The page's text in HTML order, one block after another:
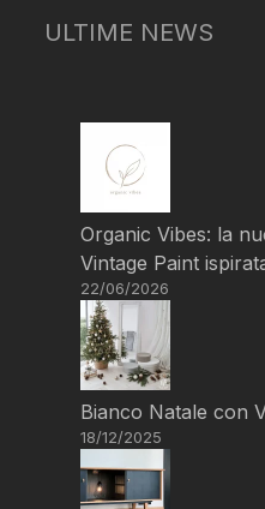
ULTIME NEWS
Organic Vibes: la
Vintage Paint
22/06/2026
Bianco Natale con
18/12/2025